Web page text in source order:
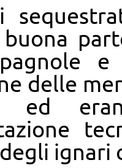
buona
delle
ed
ignari